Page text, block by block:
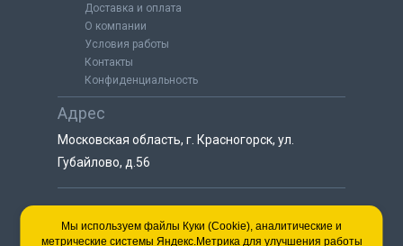
Доставка и оплата
О компании
Условия работы
Контакты
Конфиденциальность
Адрес
Московская область, г. Красногорск, ул.
Губайлово, д.56
8 (925) 064-55-25
Мы используем файлы Куки (Cookie), аналитические и
метрические системы Яндекс.Метрика для улучшения работы